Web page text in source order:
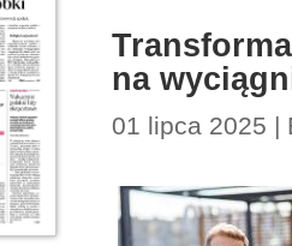
na
01 lipca 2025 |